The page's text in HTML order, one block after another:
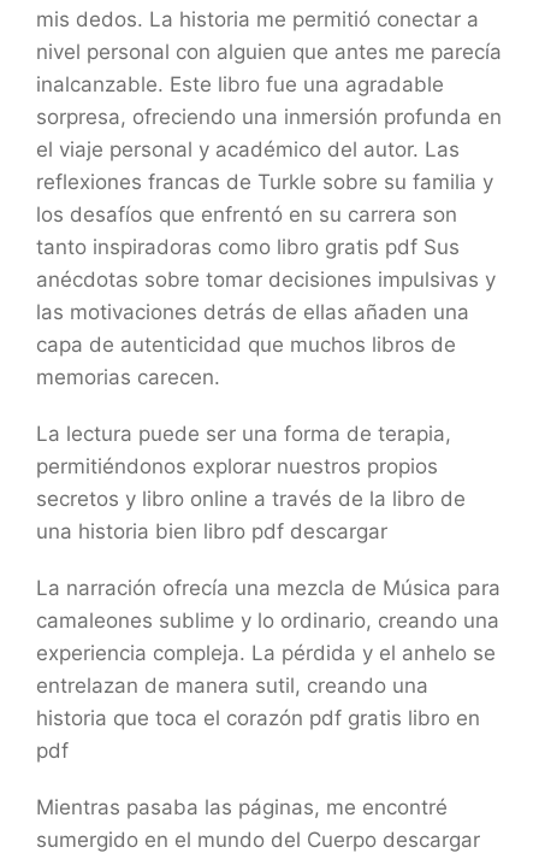
mis dedos. La historia me permitió conectar a
nivel personal con alguien que antes me parecía
inalcanzable. Este libro fue una agradable
sorpresa, ofreciendo una inmersión profunda en
el viaje personal y académico del autor. Las
reflexiones francas de Turkle sobre su familia y
los desafíos que enfrentó en su carrera son
tanto inspiradoras como libro gratis pdf Sus
anécdotas sobre tomar decisiones impulsivas y
las motivaciones detrás de ellas añaden una
capa de autenticidad que muchos libros de
memorias carecen.
La lectura puede ser una forma de terapia,
permitiéndonos explorar nuestros propios
secretos y libro online​ a través de la libro de
una historia bien libro pdf descargar
La narración ofrecía una mezcla de Música para
camaleones sublime y lo ordinario, creando una
experiencia compleja. La pérdida y el anhelo se
entrelazan de manera sutil, creando una
historia que toca el corazón pdf gratis libro en
pdf
Mientras pasaba las páginas, me encontré
sumergido en el mundo del Cuerpo descargar